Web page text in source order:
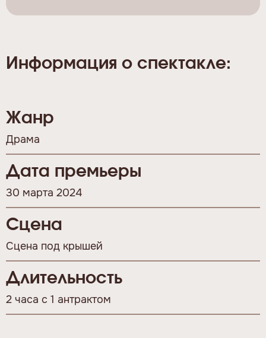
Информация о спектакле:
Жанр
Драма
Дата премьеры
30 марта 2024
Сцена
Сцена под крышей
Длительность
2 часа с 1 антрактом